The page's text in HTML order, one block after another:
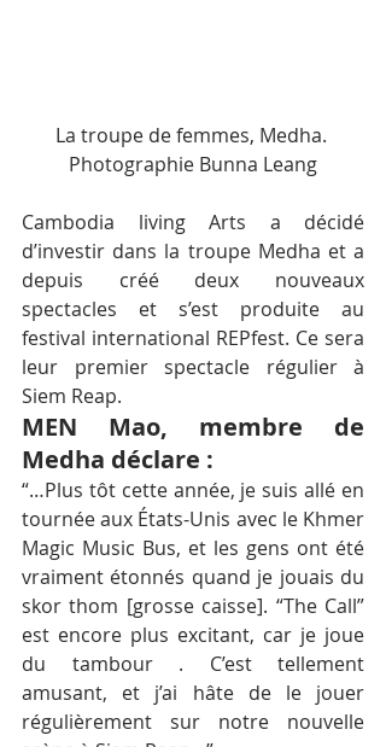
La troupe de femmes, Medha.
Photographie Bunna Leang
Cambodia living Arts a décidé
d’investir dans la troupe Medha et a
depuis créé deux nouveaux
spectacles et s’est produite au
festival international REPfest. Ce sera
leur premier spectacle régulier à
Siem Reap.
MEN Mao, membre de
Medha déclare :
“…Plus tôt cette année, je suis allé en
tournée aux États-Unis avec le Khmer
Magic Music Bus, et les gens ont été
vraiment étonnés quand je jouais du
skor thom [grosse caisse]. “The Call”
est encore plus excitant, car je joue
du tambour . C’est tellement
amusant, et j’ai hâte de le jouer
régulièrement sur notre nouvelle